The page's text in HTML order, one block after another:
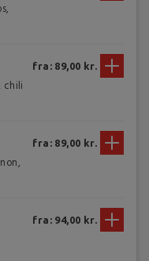
chili
fra: 89,00 kr.
fra: 89,00 kr.
fra: 94,00 kr.